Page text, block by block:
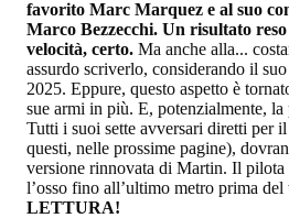
favorito Marc Marquez e al suo
Marco Bezzecchi. Un risultato
velocità, certo. Ma anche alla...
assurdo scriverlo, considerando il
2025. Eppure, questo aspetto è
sue armi in più. E, potenzialmente,
Tutti i suoi sette avversari diretti per
questi, nelle prossime pagine),
versione rinnovata di Martin. Il pilota
l’osso fino all’ultimo metro prima del
LETTURA!